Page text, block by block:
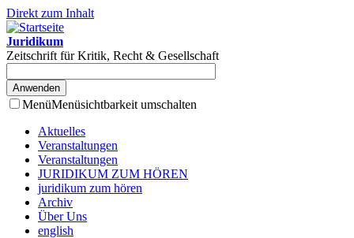
Direkt zum Inhalt
Juridikum
Zeitschrift für Kritik, Recht & Gesellschaft
MenüMenüsichtbarkeit umschalten
Aktuelles
Veranstaltungen
Veranstaltungen
JURIDIKUM ZUM HÖREN
juridikum zum hören
Archiv
Über Uns
english